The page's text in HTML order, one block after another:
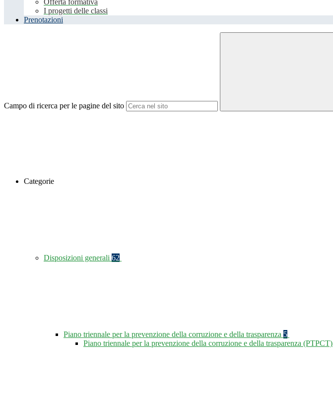
Offerta formativa
I progetti delle classi
Prenotazioni
Campo di ricerca per le pagine del sito
Categorie
Disposizioni generali 62
Piano triennale per la prevenzione della corruzione e della trasparenza 5
Piano triennale per la prevenzione della corruzione e della trasparenza (PTPCT)